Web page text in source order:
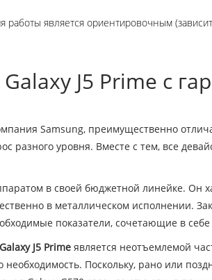
является ориентировочным
J5 Prime с
Samsung, преимущественно
разного уровня. Вместе с тем, все
в своей бюджетной линейке. Он
в металлическом исполнении.
показатели, сочетающие в себе
J5 Prime является неотъемлемой
Поскольку, рано или